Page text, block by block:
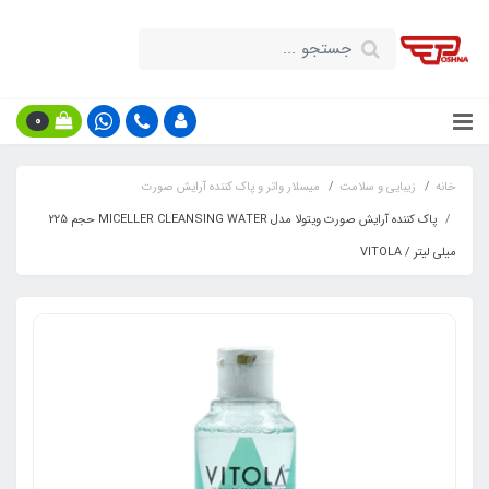
0
خانه زیبایی و سلامت
میسلار واتر و پاک کننده آرایش صورت
پاک کننده آرایش صورت ویتولا مدل MICELLER CLEANSING WATER حجم 225
میلی لیتر / VITOLA